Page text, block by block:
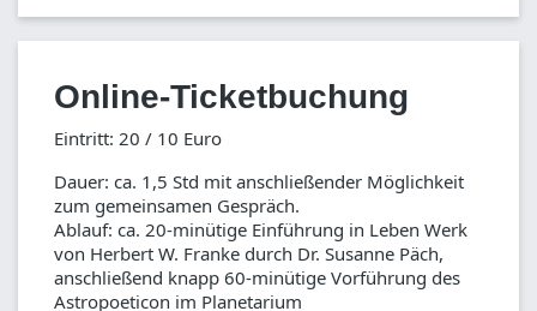
Online-Ticketbuchung
Eintritt: 20 / 10 Euro
Dauer: ca. 1,5 Std mit anschließender Möglichkeit
zum gemeinsamen Gespräch.
Ablauf: ca. 20-minütige Einführung in Leben Werk
von Herbert W. Franke durch Dr. Susanne Päch,
anschließend knapp 60-minütige Vorführung des
Astropoeticon im Planetarium